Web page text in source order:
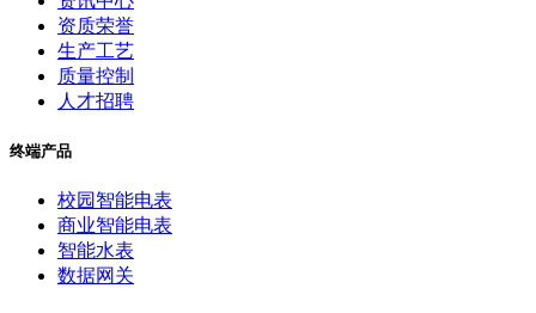
资质荣誉
生产工艺
质量控制
人才招聘
终端产品
校园智能电表
商业智能电表
智能水表
数据网关